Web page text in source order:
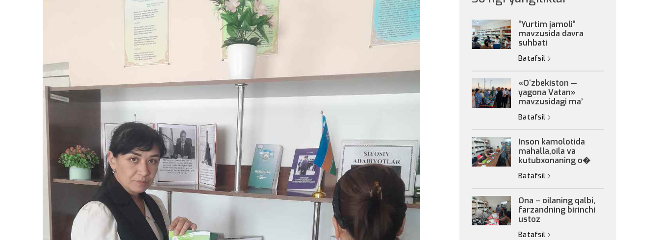
“Yurtim jamoli”
mavzusida davra
suhbati
Batafsil
«Oʻzbekiston —
yagona Vatan»
mavzusidagi maʼ
Batafsil
Inson kamolotida
mahalla,oila va
kutubxonaning o�
Batafsil
Ona – oilaning qalbi,
farzandning birinchi
ustoz
Batafsil